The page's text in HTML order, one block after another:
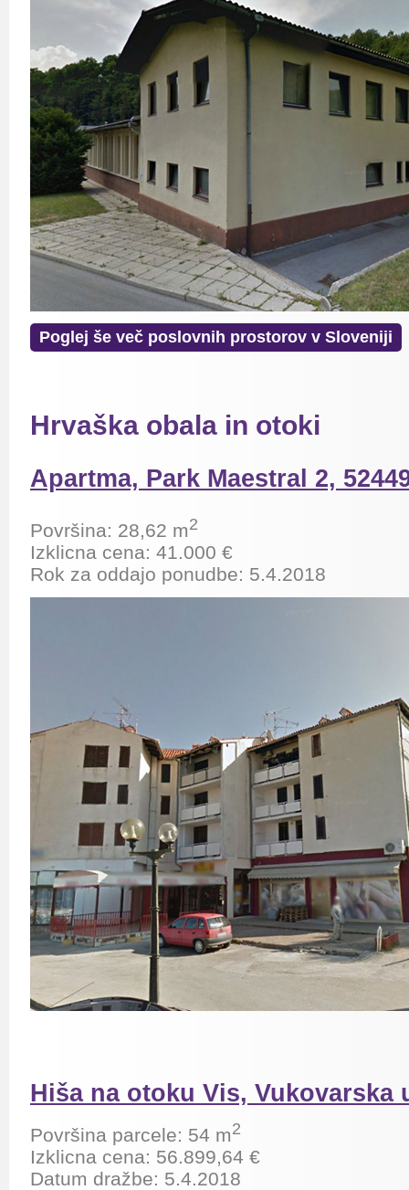
Poglej še več poslovnih prostorov v Sloveniji
Hrvaška obala in otoki
Apartma, Park Maestral 2,
Površina: 28,62 m2
Izklicna cena: 41.000 €
Rok za oddajo ponudbe: 5.4.201 8
Hiša na otoku Vis, Vukovarska
Površina parcele: 54 m2
Izklicna cena: 56.899,64 €
Datum dražbe: 5.4.2018